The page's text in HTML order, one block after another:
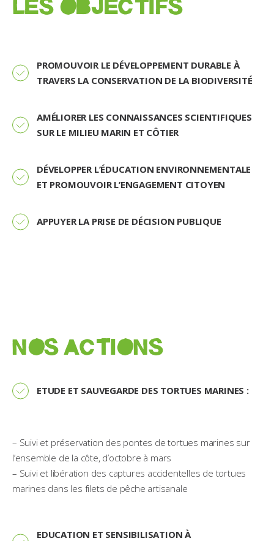
PROMOUVOIR LE DÉVELOPPEMENT DURABLE À
TRAVERS LA CONSERVATION DE LA BIODIVERSITÉ
AMÉLIORER LES CONNAISSANCES SCIENTIFIQUES
SUR LE MILIEU MARIN ET CÔTIER
DÉVELOPPER L’ÉDUCATION ENVIRONNEMENTALE
ET PROMOUVOIR L’ENGAGEMENT CITOYEN
APPUYER LA PRISE DE DÉCISION PUBLIQUE
NOS ACTIONS
ETUDE ET SAUVEGARDE DES TORTUES MARINES :
– Suivi et préservation des pontes de tortues marines sur
l’ensemble de la côte, d’octobre à mars
– Suivi et libération des captures accidentelles de tortues
marines dans les filets de pêche artisanale
EDUCATION ET SENSIBILISATION À